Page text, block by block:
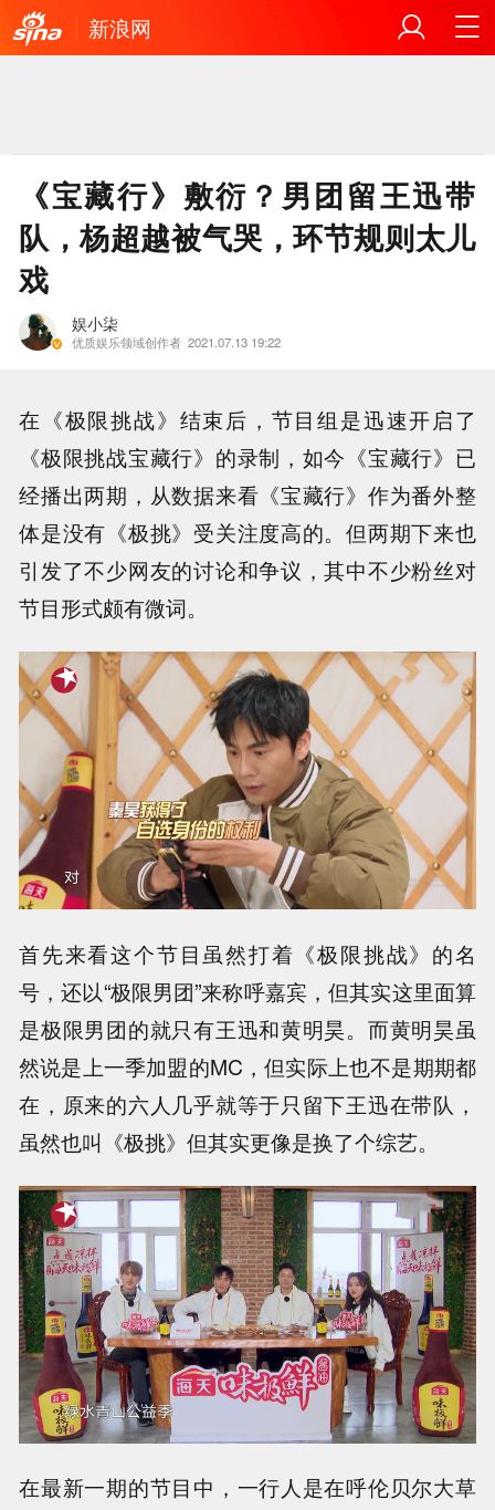
新浪网
《宝藏行》敷衍？男团留王迅带
队，杨超越被气哭，环节规则太儿
戏
娱小柒
优质娱乐领域创作者 2021.07.13 19:22
在《极限挑战》结束后，节目组是迅速开启了
《极限挑战宝藏行》的录制，如今《宝藏行》已
经播出两期，从数据来看《宝藏行》作为番外整
体是没有《极挑》受关注度高的。但两期下来也
引发了不少网友的讨论和争议，其中不少粉丝对
节目形式颇有微词。
首先来看这个节目虽然打着《极限挑战》的名
号，还以“极限男团”来称呼嘉宾，但其实这里面算
是极限男团的就只有王迅和黄明昊。而黄明昊虽
然说是上一季加盟的MC，但实际上也不是期期都
在，原来的六人几乎就等于只留下王迅在带队，
虽然也叫《极挑》但其实更像是换了个综艺。
在最新一期的节目中，一行人是在呼伦贝尔大草